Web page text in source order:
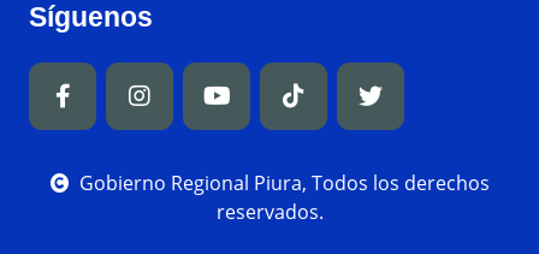
Síguenos
Gobierno Regional Piura, Todos los derechos
reservados.